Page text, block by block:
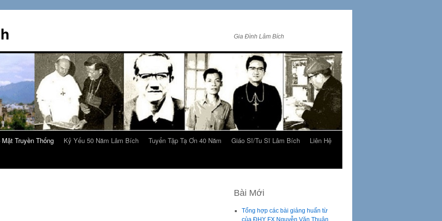
Gia Đình Lâm Bích
Mặt Truyền Thống Kỷ Yếu 50 Năm Lâm Bích Tuyển Tập Tạ Ơn 40 Năm Giáo Sĩ/Tu Sĩ Lâm Bích
Liên Hệ
Bài Mới
Tổng hợp các bài giảng huấn từ
của ĐHY FX Nguyễn Văn Thuận